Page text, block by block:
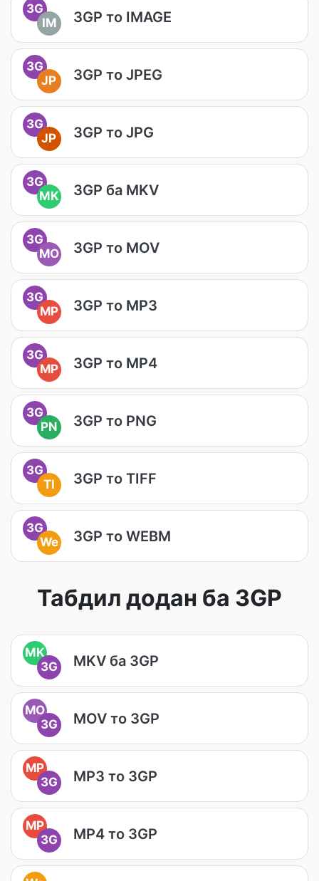
3G
IM
3GP то IMAGE
3G
JP
3GP то JPEG
3G
JP
3GP то JPG
3G
MK
3GP ба MKV
3G
MO
3GP то MOV
3G
MP
3GP то MP3
3G
MP
3GP то MP4
3G
PN
3GP то PNG
3G
TI
3GP то TIFF
3G
We
3GP то WEBM
Табдил додан ба 3GP
MK
3G
MKV ба 3GP
MO
3G
MOV то 3GP
MP
3G
MP3 то 3GP
MP
3G
MP4 то 3GP